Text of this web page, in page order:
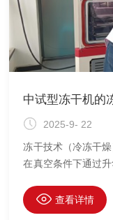
中试型冻干机的
2025-9- 22
冻干技术（冷冻干
在真空条件下通过
于实验室规模和工
具有重要意义。本
查看详情